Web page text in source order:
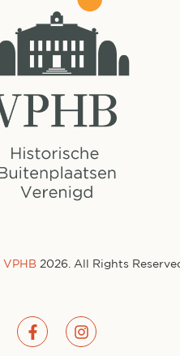
VPHB2026. All Rights